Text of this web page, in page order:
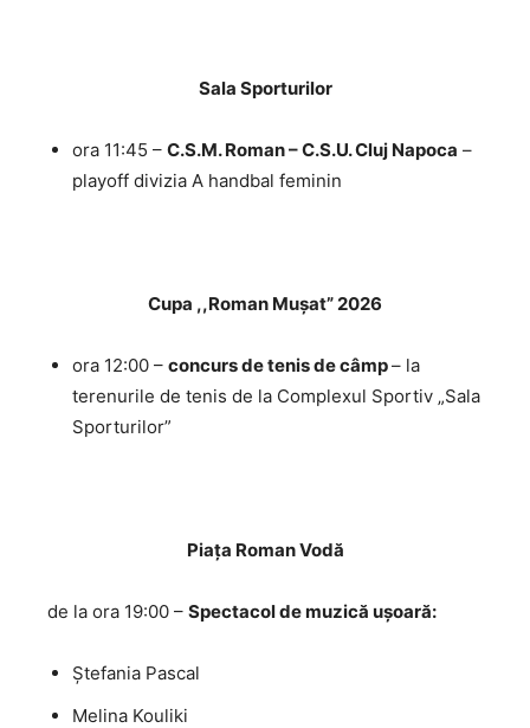
Sala Sporturilor
ora 11:45 – C.S.M. Roman – C.S.U. Cluj Napoca –
playoff divizia A handbal feminin
Cupa ,,Roman Mușat” 2026
ora 12:00 – concurs de tenis de câmp– la
terenurile de tenis de la Complexul Sportiv „Sala
Sporturilor”
Piața Roman Vodă
de la ora 19:00 – Spectacol de muzică ușoară:
Ștefania Pascal
Melina Kouliki